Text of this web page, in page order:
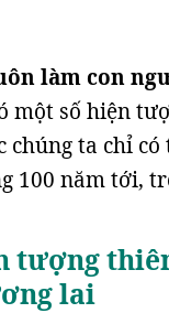
làm con
một số hiện
chúng ta chỉ
100 năm tới,
tượng
lai